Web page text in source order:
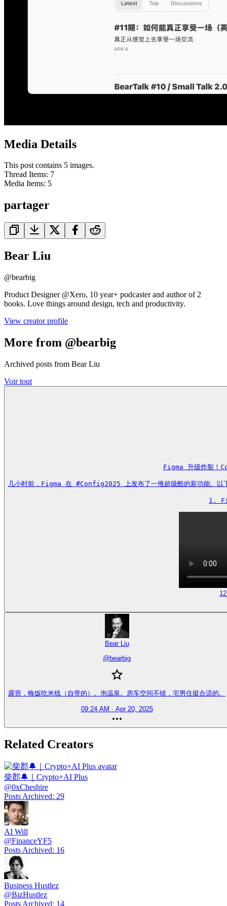
Media Details
This post contains 5 images.
Thread Items: 7
Media Items: 5
partager
Bear Liu
@bearbig
Product Designer @Xero, 10 year+ podcaster and author of 2
books. Love things around design, tech and productivity.
View creator profile
More from @bearbig
Archived posts from Bear Liu
Voir tout
Figma 升级炸裂！
几小时前，Figma 在 #Config2025 上发布了一堆超级酷的新功能。以
1.
Bear Liu
@bearbig
露营，晚饭吃米线（自带的）。泡温泉。房车空间不错，宅男住挺合适的。
09:24 AM · Apr 20, 2025
Related Creators
柴郡🔔｜Crypto+AI Plus
@0xCheshire
Posts Archived: 29
AI Will
@FinanceYF5
Posts Archived: 16
Business Hustlez
@BizHustlez
Posts Archived: 14